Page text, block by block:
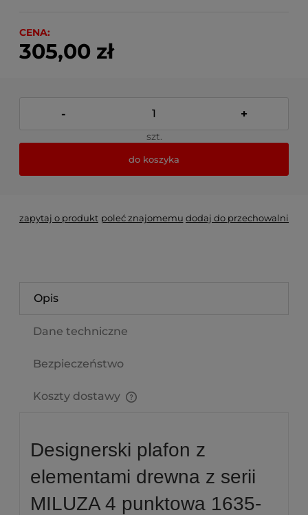
CENA:
305,00 zł
- +
szt.
do koszyka
zapytaj o produkt poleć znajomemu dodaj do przechowalni
Opis
Dane techniczne
Bezpieczeństwo
Koszty dostawy
Designerski plafon z
elementami drewna z serii
MILUZA 4 punktowa 1635-